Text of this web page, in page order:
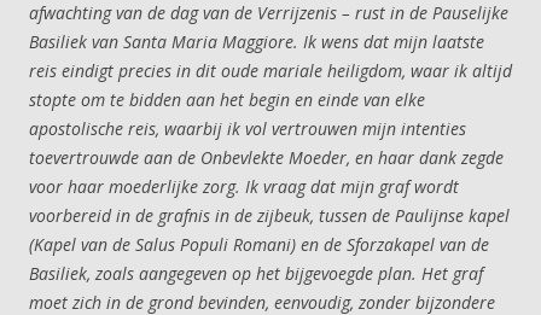
afwachting van de dag van de Verrijzenis – rust in de Pauselijke
Basiliek van Santa Maria Maggiore. Ik wens dat mijn laatste
reis eindigt precies in dit oude mariale heiligdom, waar ik altijd
stopte om te bidden aan het begin en einde van elke
apostolische reis, waarbij ik vol vertrouwen mijn intenties
toevertrouwde aan de Onbevlekte Moeder, en haar dank zegde
voor haar moederlijke zorg. Ik vraag dat mijn graf wordt
voorbereid in de grafnis in de zijbeuk, tussen de Paulijnse kapel
(Kapel van de Salus Populi Romani) en de Sforzakapel van de
Basiliek, zoals aangegeven op het bijgevoegde plan. Het graf
moet zich in de grond bevinden, eenvoudig, zonder bijzondere